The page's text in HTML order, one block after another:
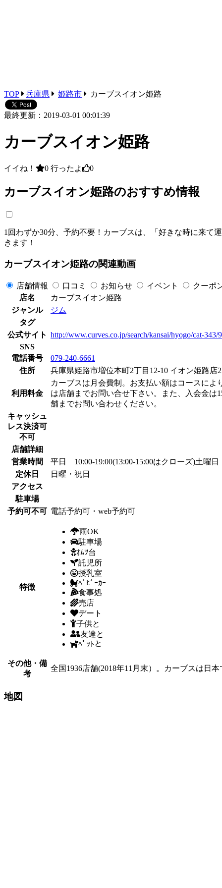
TOP 兵庫県 姫路市 カーブスイオン姫路
最終更新：2019-03-01 00:01:39
カーブスイオン姫路
イイね！ 0 行ったよ 0
カーブスイオン姫路のおすすめ情報
1回わずか30分、予約不要！カーブスは、「好きな時に来て
きます！
カーブスイオン姫路の関連動画
店舗情報 口コミ お知らせ イベント
クーポ
店名
カーブスイオン姫路
ジャンル
ジム
タグ
公式サイト http://www.curves.co.jp/search/kansai/hyogo/cat-343/
SNS
電話番号
079-240-6661
住所
兵庫県姫路市増位本町2丁目12-10 イオン姫路店
利用料金
カーブスは月会費制。お支払い額はコースによ
は店舗までお問い合せ下さい。また、入会金は
舗までお問い合わせください。
キャッシュ
レス決済可
不可
店舗詳細
営業時間
平日 10:00-19:00(13:00-15:00はクローズ)土曜
定休日
日曜・祝日
アクセス
駐車場
予約可不可 電話予約可・web予約可
特徴
雨OK
駐車場
ｵﾑﾂ台
託児所
授乳室
ﾍﾞﾋﾞｰｶｰ
食事処
売店
デート
子供と
友達と
ﾍﾟｯﾄと
その他・備
考
全国1936店舗(2018年11月末）。カーブスは日
地図